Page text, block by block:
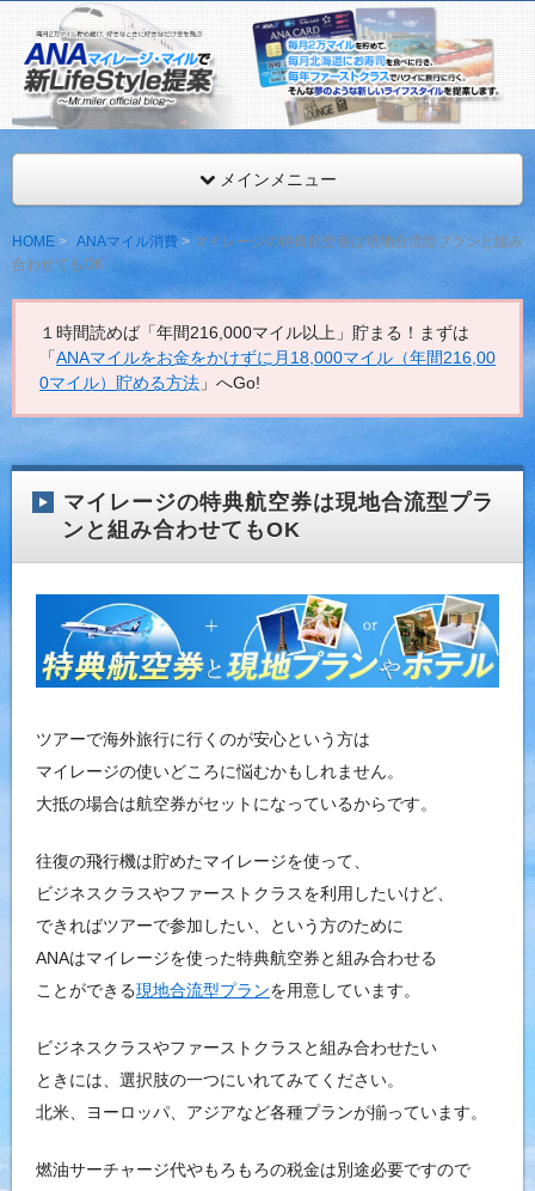
ANAマイレージ・マイルで新LifeStyle提案
ANAマイレージを年間最低216,000マイル獲得するMr.マイラー
見。
メインメニュー
HOME ANAマイル消費
マイレージの特典航空券は現地合流型プランと組み
合わせてもOK
１時間読めば「年間216,000マイル以上」貯まる！まずは
「ANAマイルをお金をかけずに月18,000マイル（年間216,00
0マイル）貯める方法 」へGo!
マイレージの特典航空券は現地合流型プラ
ンと組み合わせてもOK
ツアーで海外旅行に行くのが安心という方は
マイレージの使いどころに悩むかもしれません。
大抵の場合は航空券がセットになっているからです。
往復の飛行機は貯めたマイレージを使って、
ビジネスクラスやファーストクラスを利用したいけど、
できればツアーで参加したい、という方のために
ANAはマイレージを使った特典航空券と組み合わせる
ことができる現地合流型プランを用意しています。
ビジネスクラスやファーストクラスと組み合わせたい
ときには、選択肢の一つにいれてみてください。
北米、ヨーロッパ、アジアなど各種プランが揃っています。
燃油サーチャージ代やもろもろの税金は別途必要ですので